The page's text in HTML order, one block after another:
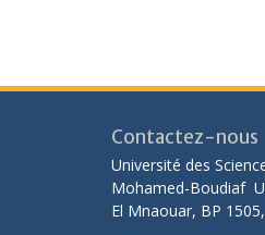
Contactez-nous
Université des
Mohamed-Boudiaf
El Mnaouar, BP